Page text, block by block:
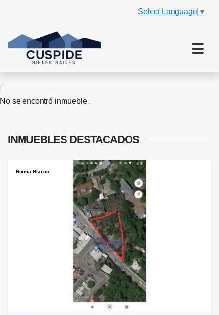
Select Language ▼
No se encontró inmueble .
INMUEBLES DESTACADOS
Norma Blanco